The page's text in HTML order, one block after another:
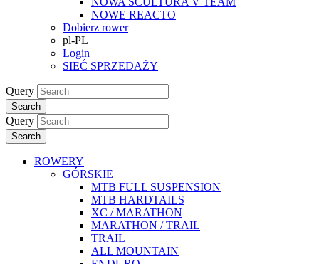
NOWE REACTO
Dobierz rower
pl-PL
Login
SIEĆ SPRZEDAŻY
Query
Search
Query
Search
ROWERY
GÓRSKIE
MTB FULL SUSPENSION
MTB HARDTAILS
XC / MARATHON
MARATHON / TRAIL
TRAIL
ALL MOUNTAIN